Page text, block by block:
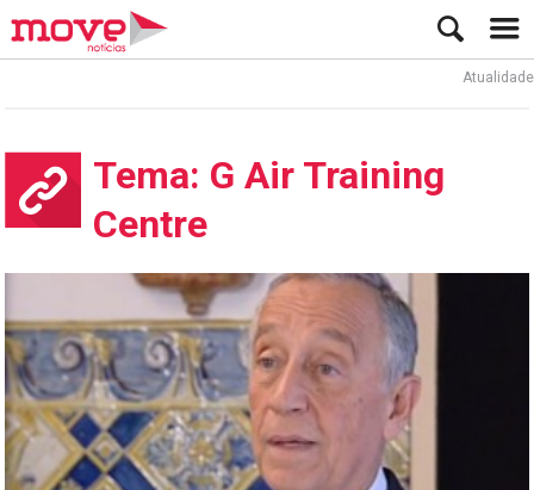
Atualidade
Tema: G Air Training
Centre